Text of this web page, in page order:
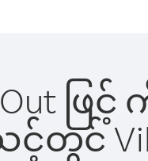
Out ဖ
တွင်